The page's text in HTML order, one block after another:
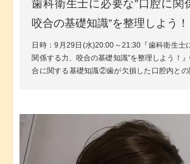
歯科衛生士に必要な”口腔に関
咬合の基礎知識”を整理しよう！
日時：9月29日(水)20:00～21:30『歯科衛生士
関係する力、咬合の基礎知識”を整理しよう！
合に関する基礎知識②歯が欠損した口腔内との